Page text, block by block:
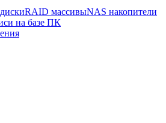
RAID массивыNAS накопители
на базе ПК